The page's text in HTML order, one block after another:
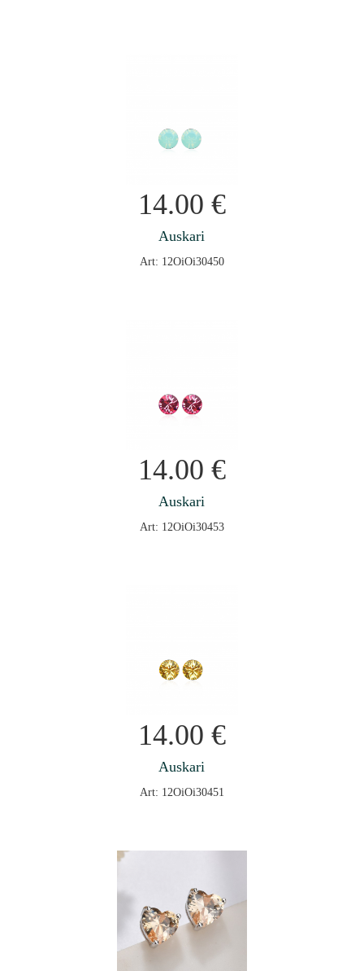
14.00 €
Auskari
Art: 12OiOi30450
14.00 €
Auskari
Art: 12OiOi30453
14.00 €
Auskari
Art: 12OiOi30451